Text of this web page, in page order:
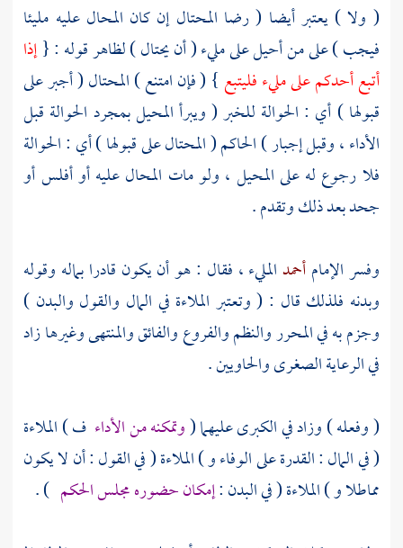
( ولا ) يعتبر أيضا ( رضا المحتال إن كان المحال عليه مليئا
فيجب ) على من أحيل على مليء ( أن يحتال ) لظاهر قوله : {إذا
أتبع أحدكم على مليء فليتبع } ( فإن امتنع ) المحتال ( أجبر على
قبولها ) أي : الحوالة للخبر ( ويبرأ المحيل بمجرد الحوالة قبل
الأداء ، وقبل إجبار ) الحاكم ( المحتال على قبولها ) أي : الحوالة
فلا رجوع له على المحيل ، ولو مات المحال عليه أو أفلس أو
جحد بعد ذلك وتقدم .
وفسر الإمامأحمدالمليء ، فقال : هو أن يكون قادرا بماله وقوله
وبدنه فلذلك قال : ( وتعتبر الملاءة في المال والقول والبدن )
وجزم به في المحرر والنظم والفروع والفائق والمنتهى وغيرها زاد
في الرعاية الصغرى والحاويين .
( وفعله ) وزاد في الكبرى عليهما (وتمكنه من الأداء ف ) الملاءة
( في المال : القدرة على الوفاء و ) الملاءة ( في القول : أن لا يكون
مماطلا و ) الملاءة ( في البدن :إمكان حضوره مجلس الحكم ) .